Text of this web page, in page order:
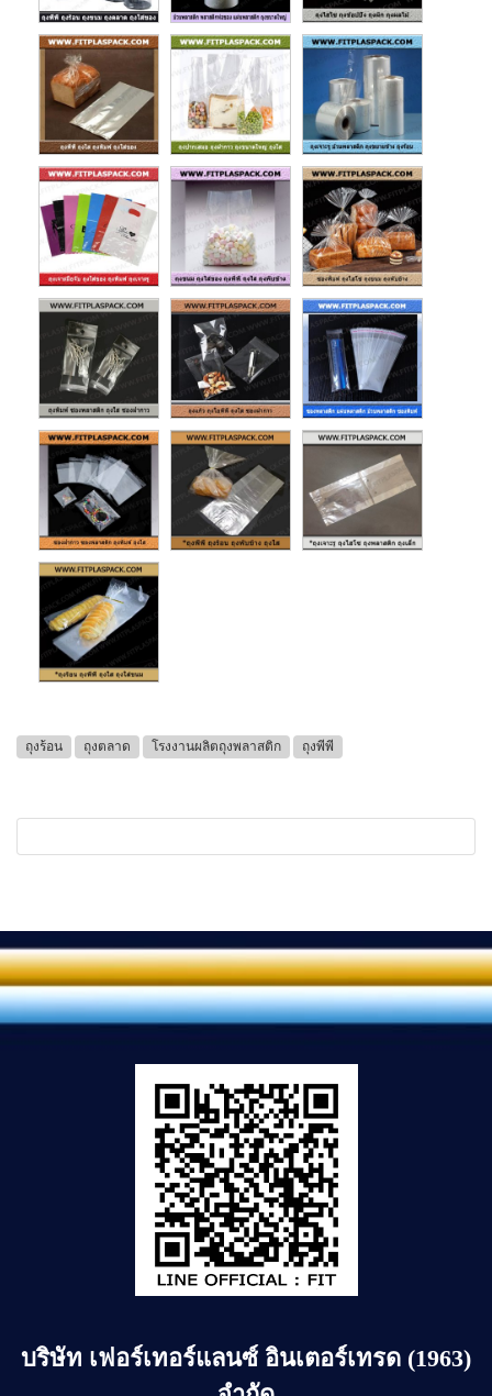
ถุงร้อน ถุงตลาด โรงงานผลิตถุงพลาสติก ถุงพีพี
บริษัท เฟอร์เทอร์แลนซ์ อินเตอร์เทรด (1963)